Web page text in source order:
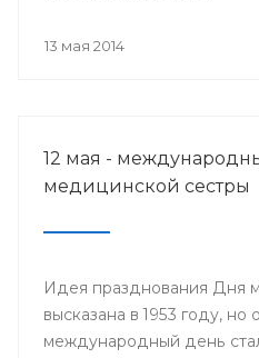
13 мая 2014
12 мая -
медицинской сестры
Идея празднования Дня
высказана в 1953 году, но
международный день